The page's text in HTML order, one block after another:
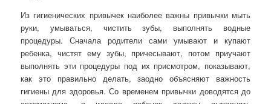
Из гигиенических привычек наиболее важны привычки мыть
руки, умываться, чистить зубы, выполнять водные
процедуры. Сначала родители сами умывают и купают
ребенка, чистят ему зубы, причесывают, потом приучают
выполнять эти процедуры под их присмотром, показывают,
как это правильно делать, заодно объясняют важность
гигиены для здоровья. Со временем привычки доводятся до